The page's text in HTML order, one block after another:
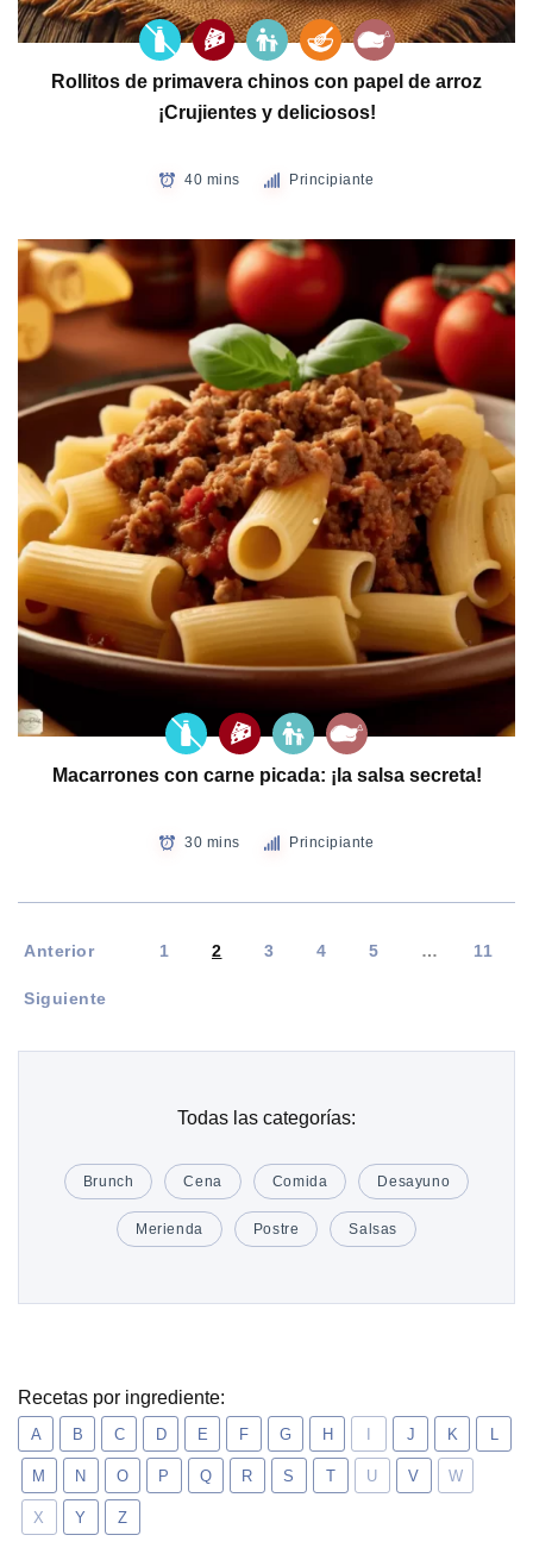
Rollitos de primavera chinos con papel de arroz
¡Crujientes y deliciosos!
40 mins Principiante
Macarrones con carne picada: ¡la salsa secreta!
30 mins Principiante
Anterior 1 2 3 4 5 … 11
Siguiente
Todas las categorías:
Brunch Cena Comida Desayuno
Merienda Postre Salsas
Recetas por ingrediente:
A B C D E F G H I J K L
M N O P Q R S T U V W
X Y Z